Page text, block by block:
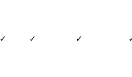
✓ ✓ ✓